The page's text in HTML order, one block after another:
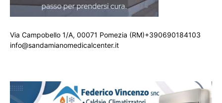
Via Campobello 1/A, 00071 Pomezia (RM)+390690184103
info@sandamianomedicalcenter.it